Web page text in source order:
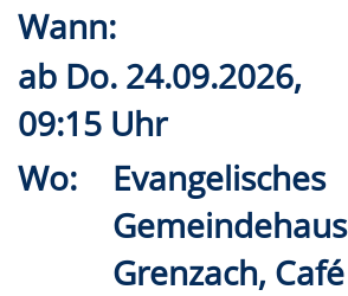
Wann:
ab Do. 24.09.2026,
09:15 Uhr
Wo:
Evangelisches
Gemeindehaus
Grenzach, Café